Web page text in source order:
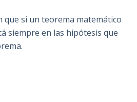
que si un teorema matemático
siempre en las hipótesis que